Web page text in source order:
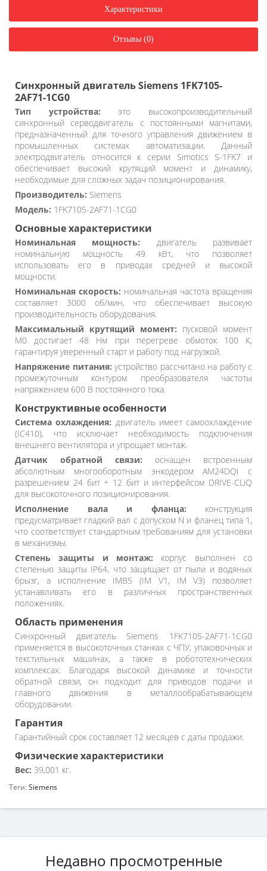
Характеристики
Отзывы (0)
Синхронный двигатель Siemens 1FK7105-
2AF71-1CG0
Тип устройства: это высокопроизводительный
синхронный серводвигатель с постоянными магнитами,
предназначенный для точного управления движением в
промышленных системах автоматизации. Данный
электродвигатель относится к серии Simotics S-1FK7 и
обеспечивает высокий крутящий момент и динамику,
необходимые для сложных задач позиционирования.
Производитель: Siemens
Модель: 1FK7105-2AF71-1CG0
Основные характеристики
Номинальная мощность: двигатель развивает
номинальную мощность 49 кВт, что позволяет
использовать его в приводах средней и высокой
мощности.
Номинальная скорость: номинальная частота вращения
составляет 3000 об/мин, что обеспечивает высокую
производительность оборудования.
Максимальный крутящий момент: пусковой момент
M0 достигает 48 Нм при перегреве обмоток 100 К,
гарантируя уверенный старт и работу под нагрузкой.
Напряжение питания: устройство рассчитано на работу с
промежуточным контуром преобразователя частоты
напряжением 600 В постоянного тока.
Конструктивные особенности
Система охлаждения: двигатель имеет самоохлаждение
(IC410), что исключает необходимость подключения
внешнего вентилятора и упрощает монтаж.
Датчик обратной связи: оснащен встроенным
абсолютным многооборотным энкодером AM24DQi с
разрешением 24 бит + 12 бит и интерфейсом DRIVE-CLiQ
для высокоточного позиционирования.
Исполнение вала и фланца: конструкция
предусматривает гладкий вал с допуском N и фланец типа 1,
что соответствует стандартным требованиям для установки
в механизмы.
Степень защиты и монтаж: корпус выполнен со
степенью защиты IP64, что защищает от пыли и водяных
брызг, а исполнение IMB5 (IM V1, IM V3) позволяет
устанавливать его в различных пространственных
положениях.
Область применения
Синхронный двигатель Siemens 1FK7105-2AF71-1CG0
применяется в высокоточных станках с ЧПУ, упаковочных и
текстильных машинах, а также в робототехнических
комплексах. Благодаря высокой динамике и точности
обратной связи, он подходит для приводов подачи и
главного движения в металлообрабатывающем
оборудовании.
Гарантия
Гарантийный срок составляет 12 месяцев с даты продажи.
Физические характеристики
Вес: 39,001 кг.
Теги:Siemens
Недавно просмотренные